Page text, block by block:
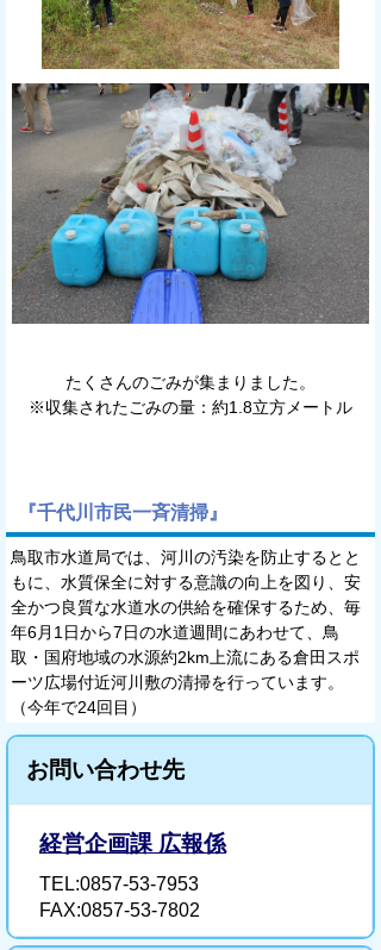
たくさんのごみが集まりました。
※収集されたごみの量：約1.8立方メートル
『千代川市民一斉清掃』
鳥取市水道局では、河川の汚染を防止するとと
もに、水質保全に対する意識の向上を図り、安
全かつ良質な水道水の供給を確保するため、毎
年6月1日から7日の水道週間にあわせて、鳥
取・国府地域の水源約2km上流にある倉田スポ
ーツ広場付近河川敷の清掃を行っています。
（今年で24回目）
お問い合わせ先
経営企画課 広報係
TEL:0857-53-7953
FAX:0857-53-7802